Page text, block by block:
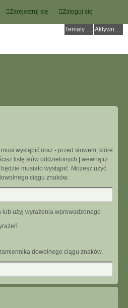
Zaloguj się
Zarejestruj się
Tematy bez odpowiedzi Aktywne tematy
wystąpić oraz - przed słowem, które
listę słów oddzielonych
wewnątrz
musiało wystąpić. Możesz użyć
ciągu znaków.
lub użyj wyrażenia wprowadzonego
dowolnego ciągu znaków.